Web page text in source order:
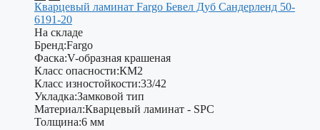
Кварцевый ламинат Fargo Бевел Дуб Сандерленд 50-
6191-20
На складе
Бренд:Fargo
Фаска:V-образная крашеная
Класс опасности:КМ2
Класс изностойкости:33/42
Укладка:Замковой тип
Материал:Кварцевый ламинат - SPC
Толщина:6 мм